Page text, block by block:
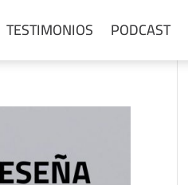
TESTIMONIOS PODCAST